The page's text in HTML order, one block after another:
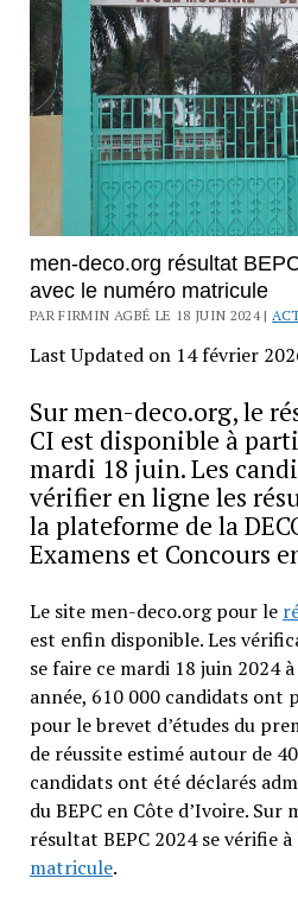
men-deco.org résultat
avec le numéro matricule
PAR FIRMIN AGBÉ LE 18 JUIN 2024 |
Last Updated on 14 février
Sur men-deco.org, le
CI est disponible à
mardi 18 juin. Les
vérifier en ligne les
la plateforme de la
Examens et Concours
Le site men-deco.org pour le
est enfin disponible. Les
se faire ce mardi 18 juin 2024
année, 610 000 candidats ont
pour le brevet d’études du
de réussite estimé autour de
candidats ont été déclarés
du BEPC en Côte d’Ivoire. Sur
résultat BEPC 2024 se vérifie à
matricule.